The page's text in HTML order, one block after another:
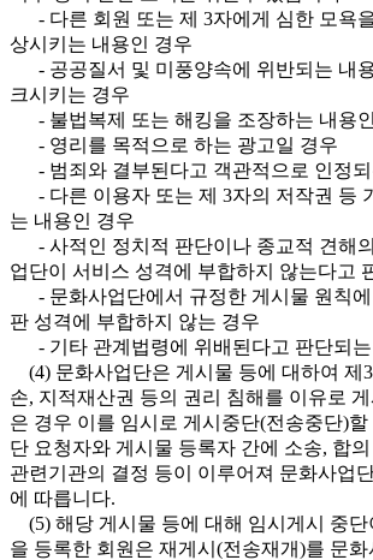
- 다른 회원 또는 제 3자에게 심한 모욕
상시키는 내용인 경우
- 공공질서 및 미풍양속에 위반되는 내
크시키는 경우
- 불법복제 또는 해킹을 조장하는 내용
- 영리를 목적으로 하는 광고일 경우
- 범죄와 결부된다고 객관적으로 인정되
- 다른 이용자 또는 제 3자의 저작권 등
는 내용인 경우
- 사적인 정치적 판단이나 종교적 견해
업단이 서비스 성격에 부합하지 않는다고
- 문화사업단에서 규정한 게시물 원칙에
판 성격에 부합하지 않는 경우
- 기타 관계법령에 위배된다고 판단되는
(4) 문화사업단은 게시물 등에 대하여 제
손, 지적재산권 등의 권리 침해를 이유로
은 경우 이를 임시로 게시중단(전송중단)
단 요청자와 게시물 등록자 간에 소송, 합
관련기관의 결정 등이 이루어져 문화사업
에 따릅니다.
(5) 해당 게시물 등에 대해 임시게시 중단
을 등록한 회원은 재게시(전송재개)를 문